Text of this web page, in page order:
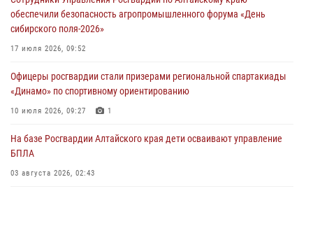
Сотрудники Росгвардии провели встречу с юными пограничниками
03 июля 2026, 04:03
Управление Росгвардии по Алтайскому краю провело для детей
02 июля 2026, 00:55
В краевом управлении вневедомственной охраны Росгвардии по
обеспечили безопасность агропромышленного форума «День
сибирского поля-2026»
17 июля 2026, 09:52
Офицеры росгвардии стали призерами региональной спартакиады
«Динамо» по спортивному ориентированию
10 июля 2026, 09:27 1
На базе Росгвардии Алтайского края дети осваивают управление
БПЛА
03 августа 2026, 02:43